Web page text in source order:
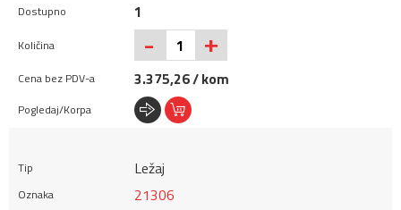
1
- +
3.375,26 / kom
Ležaj
21306